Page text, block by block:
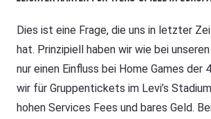
Dies ist eine Frage, die uns in letzter
hat. Prinzipiell haben wir wie bei
nur einen Einfluss bei Home Games der
wir für Gruppentickets im Levi’s
hohen Services Fees und bares Geld.